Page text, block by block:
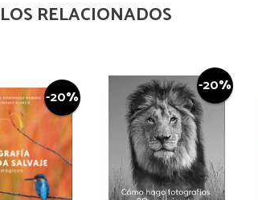
RELACIONADOS
-20%
-20%